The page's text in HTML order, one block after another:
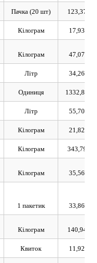
Пачка (20 шт) 123,37
Кілограм 17,93
Кілограм 47,07
Літр 34,26
Одиниця 1332,81
Літр 55,70
Кілограм 21,82
Кілограм 343,79
Кілограм 35,56
1 пакетик 33,86
Кілограм 140,94
Квиток 11,92